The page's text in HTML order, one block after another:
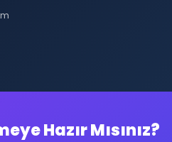
Hazır Mısınız?